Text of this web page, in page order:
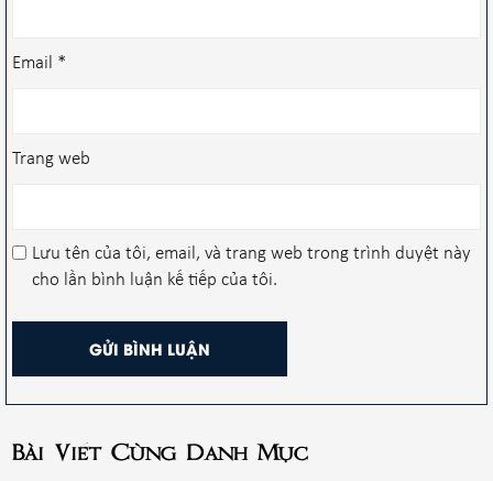
Email *
Trang web
Lưu tên của tôi, email, và trang web trong trình duyệt này
cho lần bình luận kế tiếp của tôi.
Bài Viết Cùng Danh Mục